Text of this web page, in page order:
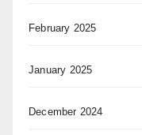
February 2025
January 2025
December 2024